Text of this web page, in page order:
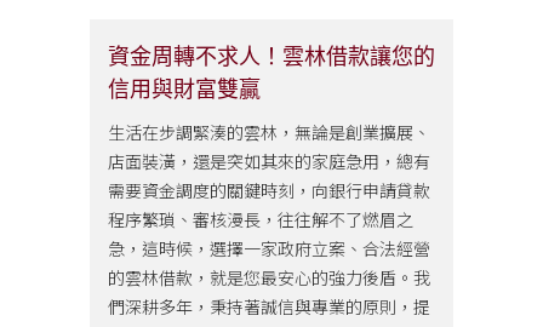
資金周轉不求人！雲林借款讓您的
信用與財富雙贏
生活在步調緊湊的雲林，無論是創業擴展、
店面裝潢，還是突如其來的家庭急用，總有
需要資金調度的關鍵時刻，向銀行申請貸款
程序繁瑣、審核漫長，往往解不了燃眉之
急，這時候，選擇一家政府立案、合法經營
的雲林借款，就是您最安心的強力後盾。我
們深耕多年，秉持著誠信與專業的原則，提